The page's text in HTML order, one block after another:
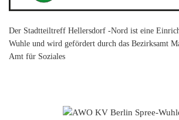
Der Stadtteiltreff Hellersdorf -Nord ist eine
Wuhle und wird gefördert durch das Bezirksamt
Amt für Soziales